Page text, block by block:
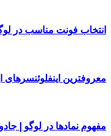
انتخاب فونت مناسب در
معروفترین اینفلوئنسرهای ایرانی
مفهوم نمادها در لوگو |